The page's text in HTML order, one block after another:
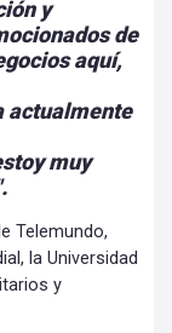
y
de
aquí,
actualmente
muy
Telemundo,
la Universidad
y